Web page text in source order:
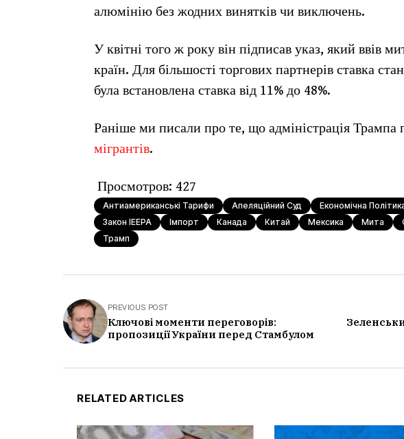
алюмінію без жодних винятків чи виключень.
У квітні того ж року він підписав указ, який ввів
країн. Для більшості торгових партнерів ставка
була встановлена ставка від 11% до 48%.
Раніше ми писали про те, що адміністрація Трампа
мігрантів.
Просмотров: 427
Антиамериканські Тарифи Апеляційний Суд Економічна
Закон IEEPA
Імпорт Канада Китай Мексика Мита
Трамп
PREVIOUS POST
Ключові моменти переговорів:
пропозиції України перед Стамбулом
RELATED ARTICLES